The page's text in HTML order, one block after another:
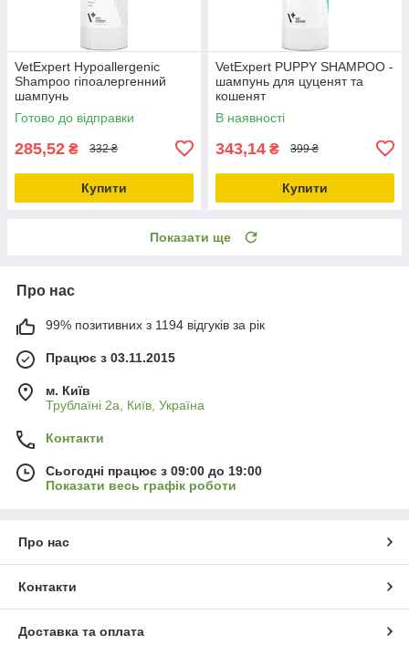
VetExpert Hypoаllergenic
Shampoo гіпоалергенний
шампунь
Готово до відправки
285,52 ₴ 332 ₴
Купити
VetExpert PUPPY SHAMPOO -
шампунь для цуценят та
кошенят
В наявності
343,14 ₴ 399 ₴
Купити
Показати ще
Про нас
99% позитивних з 1194 відгуків за рік
Працює з 03.11.2015
м. Київ
Трублаїні 2а, Київ, Україна
Контакти
Сьогодні працює з 09:00 до 19:00
Показати весь графік роботи
Про нас
Контакти
Доставка та оплата